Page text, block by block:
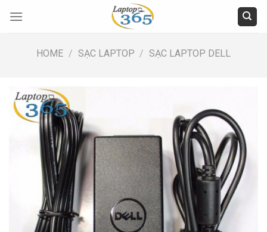
HOME / SẠC LAPTOP / SẠC LAPTOP DELL